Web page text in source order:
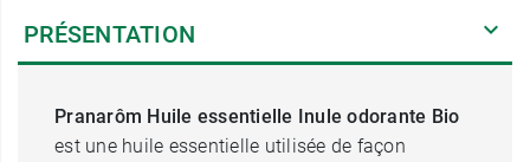
PRÉSENTATION
Pranarôm Huile essentielle Inule odorante Bio
est une huile essentielle utilisée de façon